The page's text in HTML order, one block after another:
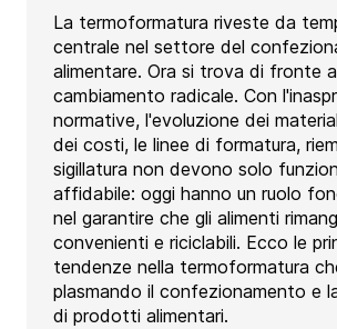
La termoformatura riveste da
centrale nel settore del
alimentare. Ora si trova di fronte
cambiamento radicale. Con
normative, l'evoluzione dei
dei costi, le linee di formatura,
sigillatura non devono solo
affidabile: oggi hanno un ruolo
nel garantire che gli alimenti
convenienti e riciclabili. Ecco le
tendenze nella termoformatura
plasmando il confezionamento e
di prodotti alimentari.